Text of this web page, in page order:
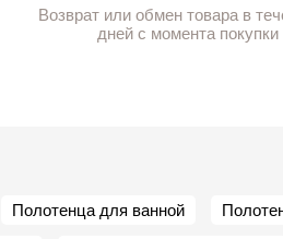
Возврат или обмен товара в
дней с момента покупки
Полотенца для ванной